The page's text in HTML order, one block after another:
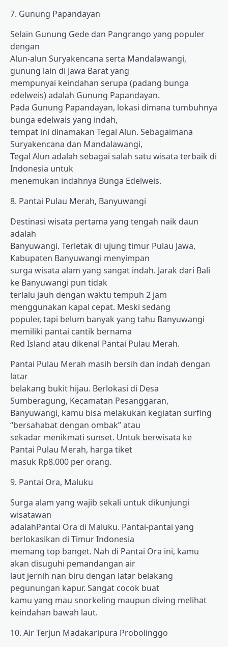
7. Gunung Papandayan
Selain Gunung Gede dan Pangrango yang populer
dengan
Alun-alun Suryakencana serta Mandalawangi,
gunung lain di Jawa Barat yang
mempunyai keindahan serupa (padang bunga
edelweis) adalah Gunung Papandayan.
Pada Gunung Papandayan, lokasi dimana tumbuhnya
bunga edelwais yang indah,
tempat ini dinamakan Tegal Alun. Sebagaimana
Suryakencana dan Mandalawangi,
Tegal Alun adalah sebagai salah satu wisata terbaik di
Indonesia untuk
menemukan indahnya Bunga Edelweis.
8. Pantai Pulau Merah, Banyuwangi
Destinasi wisata pertama yang tengah naik daun
adalah
Banyuwangi. Terletak di ujung timur Pulau Jawa,
Kabupaten Banyuwangi menyimpan
surga wisata alam yang sangat indah. Jarak dari Bali
ke Banyuwangi pun tidak
terlalu jauh dengan waktu tempuh 2 jam
menggunakan kapal cepat. Meski sedang
populer, tapi belum banyak yang tahu Banyuwangi
memiliki pantai cantik bernama
Red Island atau dikenal Pantai Pulau Merah.
Pantai Pulau Merah masih bersih dan indah dengan
latar
belakang bukit hijau. Berlokasi di Desa
Sumberagung, Kecamatan Pesanggaran,
Banyuwangi, kamu bisa melakukan kegiatan surfing
“bersahabat dengan ombak” atau
sekadar menikmati sunset. Untuk berwisata ke
Pantai Pulau Merah, harga tiket
masuk Rp8.000 per orang.
9. Pantai Ora, Maluku
Surga alam yang wajib sekali untuk dikunjungi
wisatawan
adalahPantai Ora di Maluku. Pantai-pantai yang
berlokasikan di Timur Indonesia
memang top banget. Nah di Pantai Ora ini, kamu
akan disuguhi pemandangan air
laut jernih nan biru dengan latar belakang
pegunungan kapur. Sangat cocok buat
kamu yang mau snorkeling maupun diving melihat
keindahan bawah laut.
10. Air Terjun Madakaripura Probolinggo